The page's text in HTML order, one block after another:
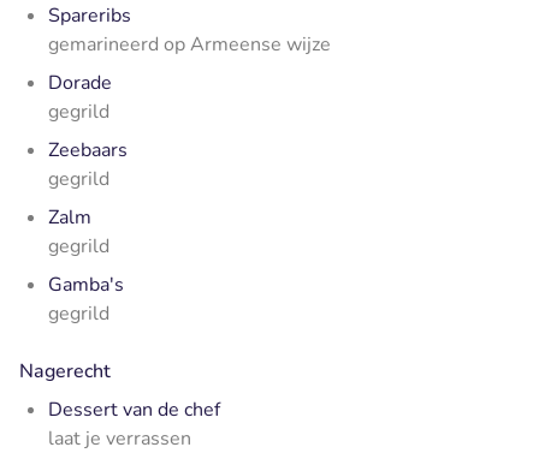
Spareribs
gemarineerd op Armeense wijze
Dorade
gegrild
Zeebaars
gegrild
Zalm
gegrild
Gamba's
gegrild
Nagerecht
Dessert van de chef
laat je verrassen